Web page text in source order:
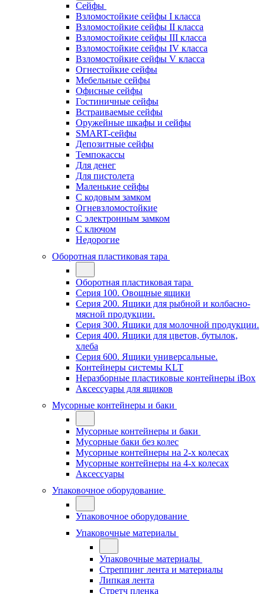
Сейфы
Взломостойкие сейфы I класса
Взломостойкие сейфы II класса
Взломостойкие сейфы III класса
Взломостойкие сейфы IV класса
Взломостойкие сейфы V класса
Огнестойкие сейфы
Мебельные сейфы
Офисные сейфы
Гостиничные сейфы
Встраиваемые сейфы
Оружейные шкафы и сейфы
SMART-сейфы
Депозитные сейфы
Темпокассы
Для денег
Для пистолета
Маленькие сейфы
С кодовым замком
Огневзломостойкие
С электронным замком
С ключом
Недорогие
Оборотная пластиковая тара
Оборотная пластиковая тара
Серия 100. Овощные ящики
Серия 200. Ящики для рыбной и колбасно-
мясной продукции.
Серия 300. Ящики для молочной продукции.
Серия 400. Ящики для цветов, бутылок,
хлеба
Серия 600. Ящики универсальные.
Контейнеры системы KLT
Неразборные пластиковые контейнеры iBox
Аксессуары для ящиков
Мусорные контейнеры и баки
Мусорные контейнеры и баки
Мусорные баки без колес
Мусорные контейнеры на 2-х колесах
Мусорные контейнеры на 4-х колесах
Аксессуары
Упаковочное оборудование
Упаковочное оборудование
Упаковочные материалы
Упаковочные материалы
Стреппинг лента и материалы
Липкая лента
Стретч пленка